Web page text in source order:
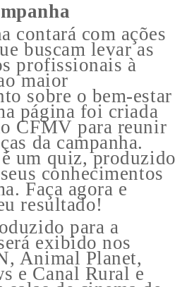
contará com ações
buscam levar as
profissionais à
maior
sobre o bem-estar
página foi criada
CFMV para reunir
da campanha.
um quiz, produzido
conhecimentos
Faça agora e
resultado!
para a
exibido nos
Animal Planet,
e Canal Rural e